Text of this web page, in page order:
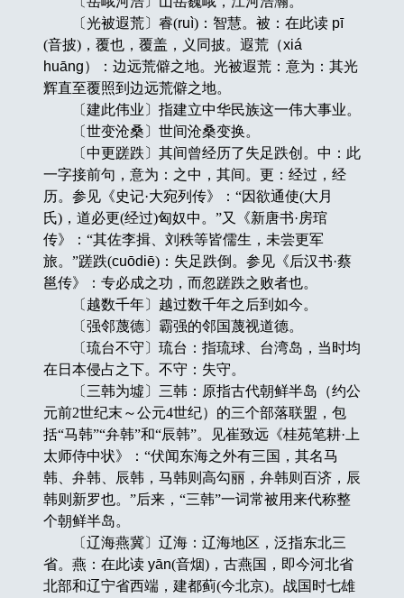
〔光被遐荒〕睿(ruì)：智慧。被：在此读 pī
(音披)，覆也，覆盖，义同披。遐荒（xiá
huāng）：边远荒僻之地。光被遐荒：意为：其光
辉直至覆照到边远荒僻之地。
〔建此伟业〕指建立中华民族这一伟大事业。
〔世变沧桑〕世间沧桑变换。
〔中更蹉跌〕其间曾经历了失足跌创。中：此
一字接前句，意为：之中，其间。更：经过，经
历。参见《史记·大宛列传》：“因欲通使(大月
氏)，道必更(经过)匈奴中。”又《新唐书·房琯
传》：“其佐李揖、刘秩等皆儒生，未尝更军
旅。”蹉跌(cuōdiē)：失足跌倒。参见《后汉书·蔡
邕传》：专必成之功，而忽蹉跌之败者也。
〔越数千年〕越过数千年之后到如今。
〔强邻蔑德〕霸强的邻国蔑视道德。
〔琉台不守〕琉台：指琉球、台湾岛，当时均
在日本侵占之下。不守：失守。
〔三韩为墟〕三韩：原指古代朝鲜半岛（约公
元前2世纪末～公元4世纪）的三个部落联盟，包
括“马韩”“弁韩”和“辰韩”。见崔致远《桂苑笔耕·上
太师侍中状》：“伏闻东海之外有三国，其名马
韩、弁韩、辰韩，马韩则高勾丽，弁韩则百济，辰
韩则新罗也。”后来，“三韩”一词常被用来代称整
个朝鲜半岛。
〔辽海燕冀〕辽海：辽海地区，泛指东北三
省。燕：在此读 yān(音烟)，古燕国，即今河北省
北部和辽宁省西端，建都蓟(今北京)。战国时七雄